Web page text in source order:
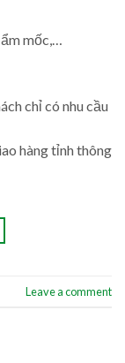
mốc,…
chỉ có nhu cầu
hàng tỉnh thông
Leave a comment